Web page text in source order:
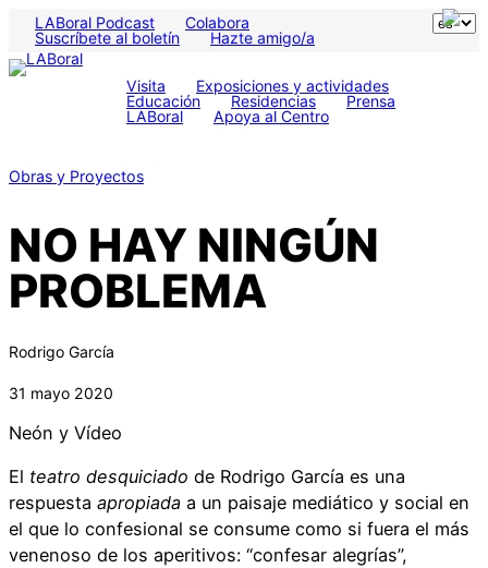
LABoral Podcast
Colabora
Suscríbete al boletín
Hazte amigo/a
Visita
Exposiciones y actividades
Educación
Residencias
Prensa
LABoral
Apoya al Centro
Obras y Proyectos
NO HAY NINGÚN
PROBLEMA
Rodrigo García
31 mayo 2020
Neón y Vídeo
El teatro desquiciado de Rodrigo García es una
respuesta apropiada a un paisaje mediático y social en
el que lo confesional se consume como si fuera el más
venenoso de los aperitivos: “confesar alegrías”,